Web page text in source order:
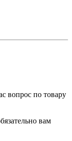
вопрос по товару
вам